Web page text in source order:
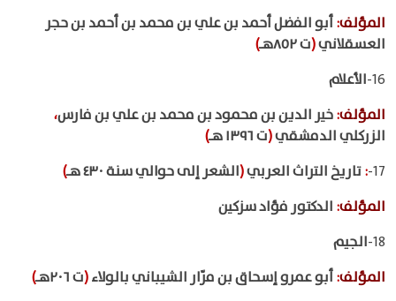
المؤلف:أبو الفضل أحمد بن علي بن محمد بن أحمد بن حجر
العسقلاني(ت ٨٥٢هـ
)
16- الأعلام
المؤلف:خير الدين بن محمود بن محمد بن علي بن فارس،
الزركلي الدمشقي(ت ١٣٩٦ هـ
)
17-
:تاريخ التراث العربي(الشعر إلى حوالي سنة ٤٣٠ هـ
)
المؤلف: الدكتور فؤاد سزكين
18- الجيم
المؤلف:أبو عمرو إسحاق بن مرّار الشيباني بالولاء(ت ٢٠٦هـ
)